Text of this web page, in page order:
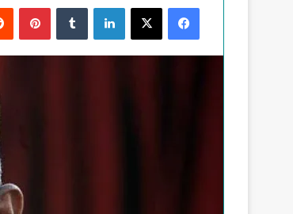
فيسبوك لينكدإن بينتيريست